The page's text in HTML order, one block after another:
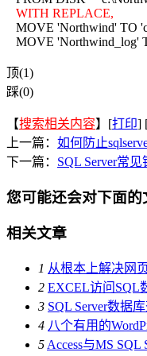
WITH REPLACE,
MOVE 'Northwind' TO
MOVE 'Northwind_log'
顶(1)
踩(0)
【搜索相关内容】[打印]
上一篇： 如何防止
下一篇： SQL Server常见
您可能还会对下面的
相关文章
1 从根本上解决网
2 EXCEL访问SQL
3 SQL Server数据
4 八个有用的
5 Access与MS